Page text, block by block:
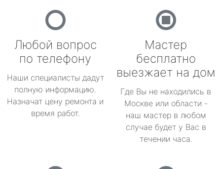
Любой вопрос
по телефону
Наши специалисты дадут
полную информацию.
Назначат цену ремонта и
время работ.
Мастер
бесплатно
выезжает на дом
Где Вы не находились в
Москве или области -
наш мастер в любом
случае будет у Вас в
течении часа.